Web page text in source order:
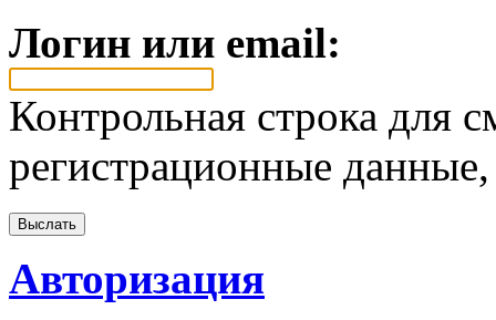
Логин или email:
Контрольная строка для
регистрационные
Авторизация